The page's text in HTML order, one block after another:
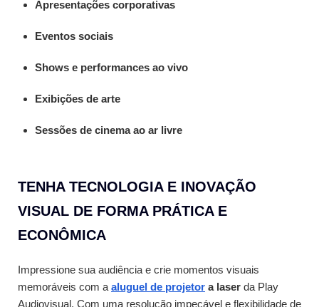
Apresentações corporativas
Eventos sociais
Shows e performances ao vivo
Exibições de arte
Sessões de cinema ao ar livre
TENHA TECNOLOGIA E INOVAÇÃO
VISUAL DE FORMA PRÁTICA E
ECONÔMICA
Impressione sua audiência e crie momentos visuais
memoráveis com a aluguel de projetor a laser da Play
Audiovisual. Com uma resolução impecável e flexibilidade de